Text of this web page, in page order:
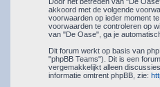
akkoord met de volgende
voorwaarden op ieder moment
voorwaarden te controleren op
van "De Oase", ga je
Dit forum werkt op basis van
"phpBB Teams"). Dit is een
vergemakkelijkt alleen
informatie omtrent phpBB, zie: